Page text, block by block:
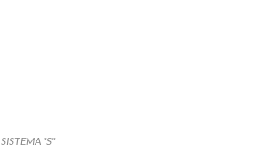
SISTEMA "S"